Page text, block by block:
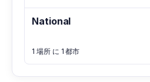
National
1 場所 に 1 都市